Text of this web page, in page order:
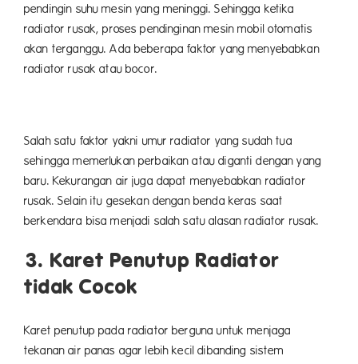
pendingin suhu mesin yang meninggi. Sehingga ketika
radiator rusak, proses pendinginan mesin mobil otomatis
akan terganggu. Ada beberapa faktor yang menyebabkan
radiator rusak atau bocor.
Salah satu faktor yakni umur radiator yang sudah tua
sehingga memerlukan perbaikan atau diganti dengan yang
baru. Kekurangan air juga dapat menyebabkan radiator
rusak. Selain itu gesekan dengan benda keras saat
berkendara bisa menjadi salah satu alasan radiator rusak.
3. Karet Penutup Radiator
tidak Cocok
Karet penutup pada radiator berguna untuk menjaga
tekanan air panas agar lebih kecil dibanding sistem